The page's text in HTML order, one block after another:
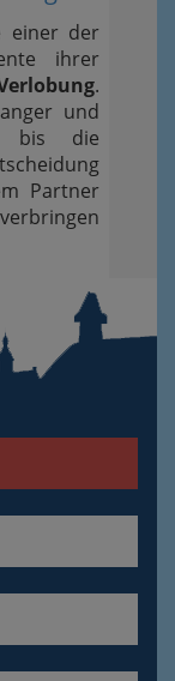
der
ihrer
.
und
bis die
Partner